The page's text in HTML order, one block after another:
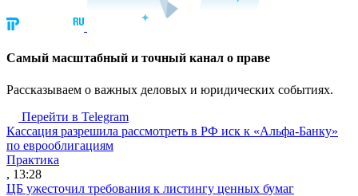
Cамый масштабный и точный канал о праве
Рассказываем о важных деловых и юридических событиях.
Перейти в Telegram
Кассация разрешила рассмотреть в РФ иск к «Альфа-Банку»
по еврооблигациям
Практика
, 13:28
ЦБ ужесточил требования к листингу ценных бумаг